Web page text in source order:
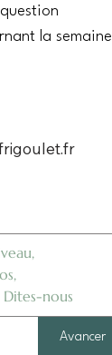
la semaine
Avancer